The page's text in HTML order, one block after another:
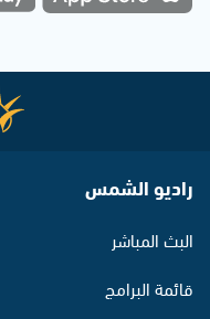
راديو الشمس
البث المباشر
قائمة البرامج